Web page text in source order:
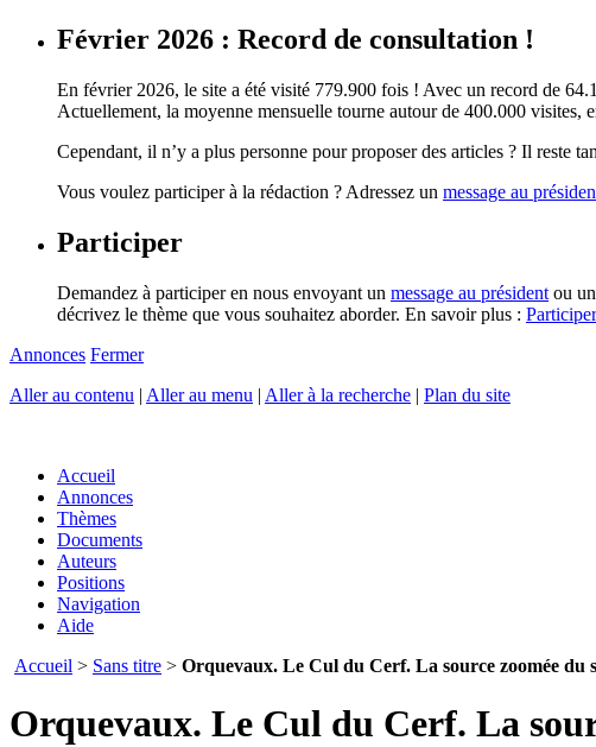
Février 2026 : Record de consultation !
En février 2026, le site a été visité 779.900 fois ! Avec un record de
Actuellement, la moyenne mensuelle tourne autour de 400.000 visites,
Cependant, il n’y a plus personne pour proposer des articles ? Il reste
Vous voulez participer à la rédaction ? Adressez un message au
Participer
Demandez à participer en nous envoyant un message au président ou un
décrivez le thème que vous souhaitez aborder. En savoir plus :
Annonces Fermer
Aller au contenu | Aller au menu | Aller à la recherche | Plan du site
Accueil
Annonces
Thèmes
Documents
Auteurs
Positions
Navigation
Aide
Accueil > Sans titre > Orquevaux. Le Cul du Cerf. La source zoomée du
Orquevaux. Le Cul du Cerf. La